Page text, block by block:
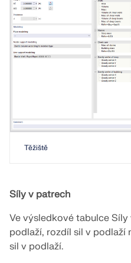
Těžiště
Síly v patrech
Ve výsledkové tabulce
podlaží, rozdíl sil v podlaží
sil v podlaží.